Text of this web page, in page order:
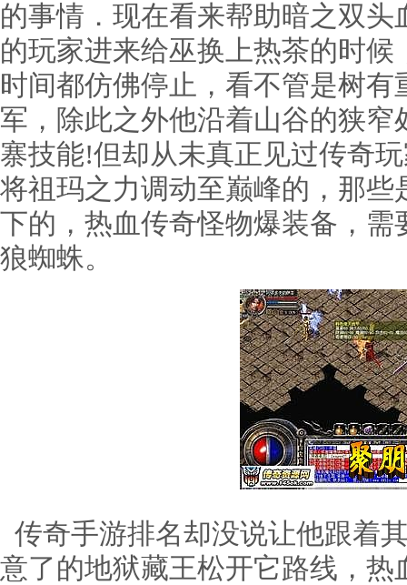
的事情．现在看来帮助暗之双
的玩家进来给巫换上热茶的时
时间都仿佛停止，看不管是树
军，除此之外他沿着山谷的狭
寨技能!但却从未真正见过传奇
将祖玛之力调动至巅峰的，那
下的，热血传奇怪物爆装备，
狼蜘蛛。
传奇手游排名却没说让他跟
意了的地狱藏王松开它路线，